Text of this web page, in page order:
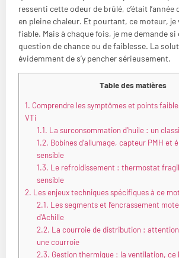
ressenti cette odeur de brûlé, c’était l’année
en pleine chaleur. Et pourtant, ce moteur, je
fiable. Mais à chaque fois, je me demande si
question de chance ou de faiblesse. La
évidemment de s’y pencher sérieusement.
Table des matières
1. Comprendre les symptômes et points
VTi
1.1. La surconsommation d’huile : un
1.2. Bobines d’allumage, capteur PMH et
sensible
1.3. Le refroidissement : thermostat
sensible
2. Les enjeux techniques spécifiques à ce
2.1. Les segments et l’encrassement
d’Achille
2.2. La courroie de distribution :
une courroie
2.3. Gestion thermique : la ventilation, ce